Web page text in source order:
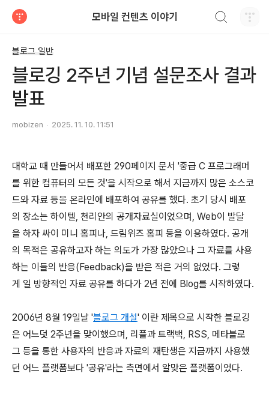
모바일 컨텐츠 이야기
블로그 일반
블로깅 2주년 기념 설문조사 결과
발표
mobizen 2025. 11. 10. 11:51
대학교 때 만들어서 배포한 290페이지 문서 '중급 C 프로그래머
를 위한 컴퓨터의 모든 것'을 시작으로 해서 지금까지 많은 소스코
드와 자료 등을 온라인에 배포하여 공유를 했다. 초기 당시 배포
의 장소는 하이텔, 천리안의 공개자료실이었으며, Web이 발달
을 하자 싸이 미니 홈피나, 드림위즈 홈피 등을 이용하였다. 공개
의 목적은 공유하고자 하는 의도가 가장 많았으나 그 자료를 사용
하는 이들의 반응(Feedback)을 받은 적은 거의 없었다. 그렇
게 일 방향적인 자료 공유를 하다가 2년 전에 Blog를 시작하였다.
2006년 8월 19일날 '블로그 개설' 이란 제목으로 시작한 블로깅
은 어느덧 2주년을 맞이했으며, 리플과 트랙백, RSS, 메타블로
그 등을 통한 사용자의 반응과 자료의 재탄생은 지금까지 사용했
던 어느 플랫폼보다 '공유'라는 측면에서 알맞은 플랫폼이었다.